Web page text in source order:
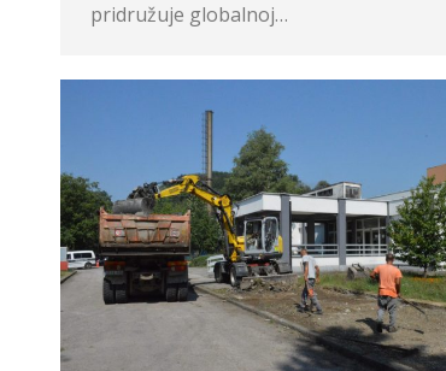
pridružuje globalnoj…